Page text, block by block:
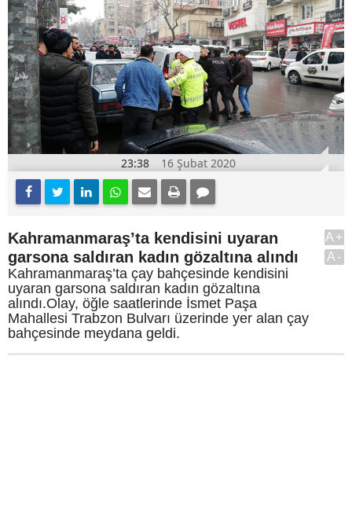
23:38 16 Şubat 2020
Kahramanmaraş’ta kendisini uyaran
garsona saldıran kadın gözaltına alındı
Kahramanmaraş’ta çay bahçesinde kendisini
uyaran garsona saldıran kadın gözaltına
alındı.Olay, öğle saatlerinde İsmet Paşa
Mahallesi Trabzon Bulvarı üzerinde yer alan çay
bahçesinde meydana geldi.
A+
A-